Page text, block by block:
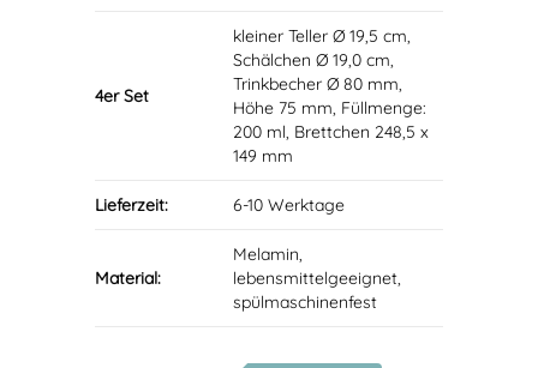
4er Set
kleiner Teller Ø 19,5 cm,
Schälchen Ø 19,0 cm,
Trinkbecher Ø 80 mm,
Höhe 75 mm, Füllmenge:
200 ml, Brettchen 248,5 x
149 mm
Lieferzeit: 6-10 Werktage
Material:
Melamin,
lebensmittelgeeignet,
spülmaschinenfest